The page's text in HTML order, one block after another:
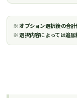
※ オプション選択後の合計
※ 選択内容によっては追加